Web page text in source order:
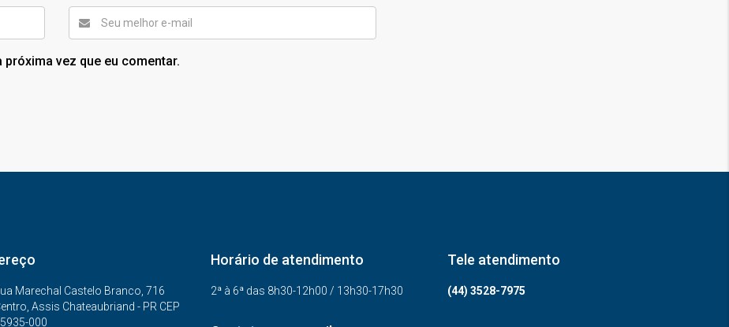
vez que eu comentar.
Marechal Castelo Branco, 716
Assis Chateaubriand - PR CEP
000
Horário de atendimento
2ª à 6ª das 8h30-12h00 / 13h30-17h30
Tele atendimento
(44) 3528-7975